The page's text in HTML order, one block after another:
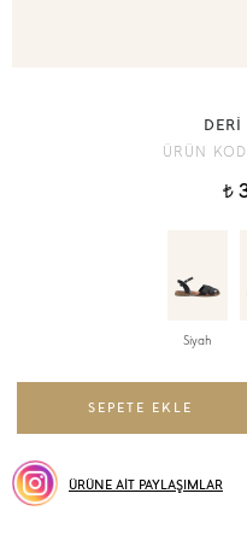
ÜRÜN
t
Siyah
ÜRÜNE AİT PAYLAŞIMLAR